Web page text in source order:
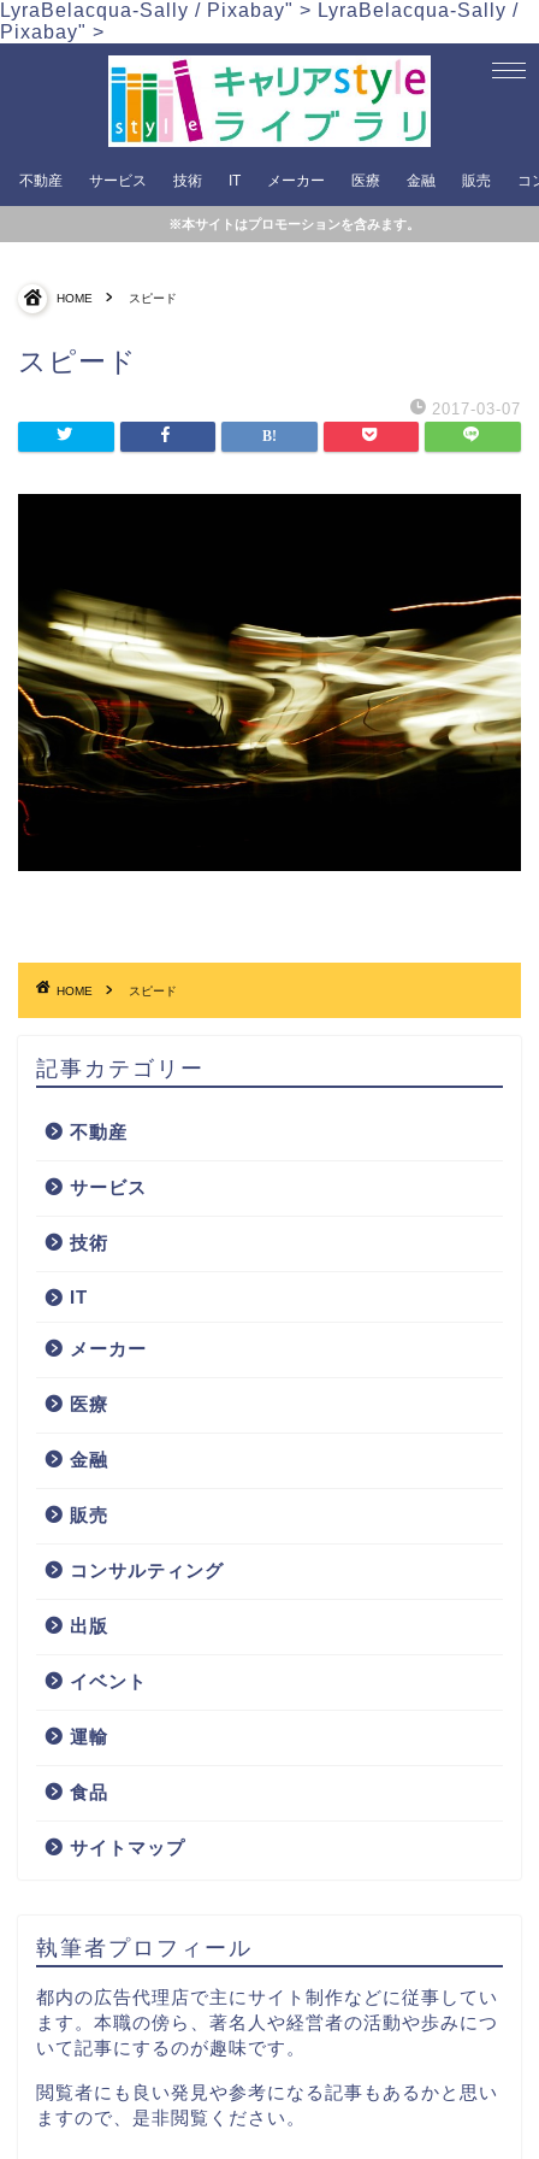
LyraBelacqua-Sally / Pixabay" > LyraBelacqua-Sally /
Pixabay" >
不動産 サービス 技術 IT メーカー 医療 金融 販売 コ
※本サイトはプロモーションを含みます。
HOME スピード
スピード
2017-03-07
HOME スピード
記事カテゴリー
不動産
サービス
技術
IT
メーカー
医療
金融
販売
コンサルティング
出版
イベント
運輸
食品
サイトマップ
執筆者プロフィール
都内の広告代理店で主にサイト制作などに従事してい
ます。本職の傍ら、著名人や経営者の活動や歩みにつ
いて記事にするのが趣味です。
閲覧者にも良い発見や参考になる記事もあるかと思い
ますので、是非閲覧ください。
イベント